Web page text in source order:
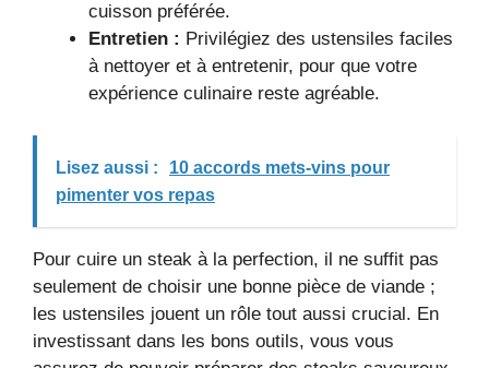
cuisson préférée.
Entretien : Privilégiez des ustensiles faciles
à nettoyer et à entretenir, pour que votre
expérience culinaire reste agréable.
Lisez aussi :
10 accords mets-vins pour
pimenter vos repas
Pour cuire un steak à la perfection, il ne suffit pas
seulement de choisir une bonne pièce de viande ;
les ustensiles jouent un rôle tout aussi crucial. En
investissant dans les bons outils, vous vous